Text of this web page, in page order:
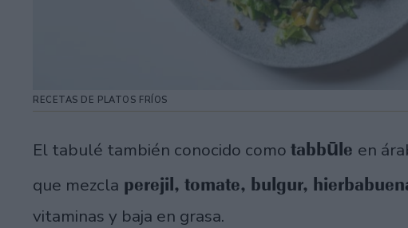
RECETAS DE PLATOS FRÍOS
El tabulé también conocido como tabbūle en
que mezcla perejil, tomate, bulgur,
vitaminas y baja en grasa.